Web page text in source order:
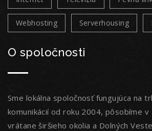
Webhosting Serverhousing
O spoločnosti
Sme lokálna spoločnosť fungujúca na
komunikácií od roku 2004, pôsobíme v
vrátane širšieho okolia a Dolných